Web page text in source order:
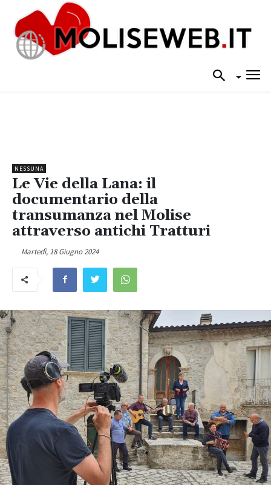
NESSUNA
Le Vie della Lana: il
documentario della
transumanza nel Molise
attraverso antichi Tratturi
Martedì, 18 Giugno 2024